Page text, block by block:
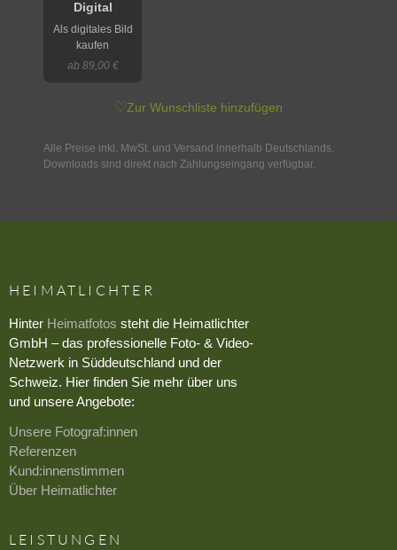
Digital
Als digitales Bild
kaufen
ab 89,00 €
♡Zur Wunschliste hinzufügen
Alle Preise inkl. MwSt. und Versand innerhalb Deutschlands.
Downloads sind direkt nach Zahlungseingang verfügbar.
HEIMATLICHTER
Hinter Heimatfotos steht die Heimatlichter
GmbH – das professionelle Foto- & Video-
Netzwerk in Süddeutschland und der
Schweiz. Hier finden Sie mehr über uns
und unsere Angebote:
Unsere Fotograf:innen
Referenzen
Kund:innenstimmen
Über Heimatlichter
LEISTUNGEN